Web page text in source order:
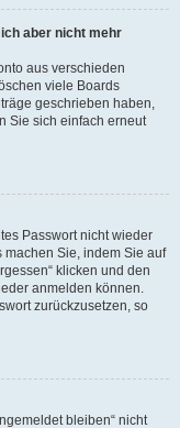
aber nicht mehr
aus verschieden
viele Boards
geschrieben haben,
Sie sich einfach erneut
Passwort nicht wieder
Sie, indem Sie auf
klicken und den
anmelden können.
zurückzusetzen, so
bleiben“ nicht